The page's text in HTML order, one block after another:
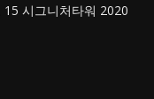
시그니처타워 2020